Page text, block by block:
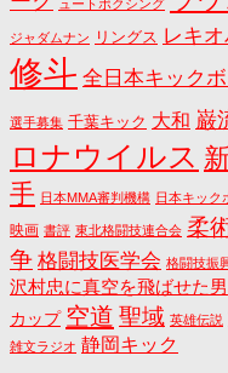
ュートボクシング
ジャダムナン リングス レキ
修斗 全日本キック
選手募集 千葉キック 大和 巌
ロナウイルス
手 日本MMA審判機構 日本キック
映画 書評 東北格闘技連合会 柔
争 格闘技医学会 格闘技振
沢村忠に真空を飛ばせた男
カップ 空道 聖域 英雄伝説
雑文ラジオ 静岡キック